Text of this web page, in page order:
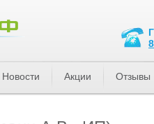
Новости Акции Отзывы